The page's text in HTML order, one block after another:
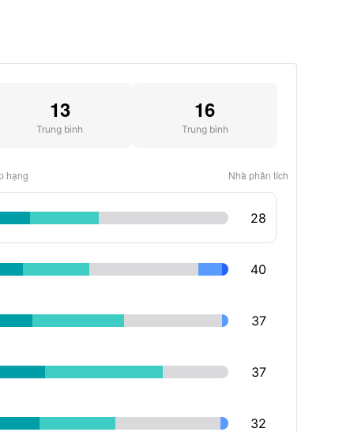
13
Trung bình
16
Trung bình
hạng Nhà phân tích
28
40
37
37
32